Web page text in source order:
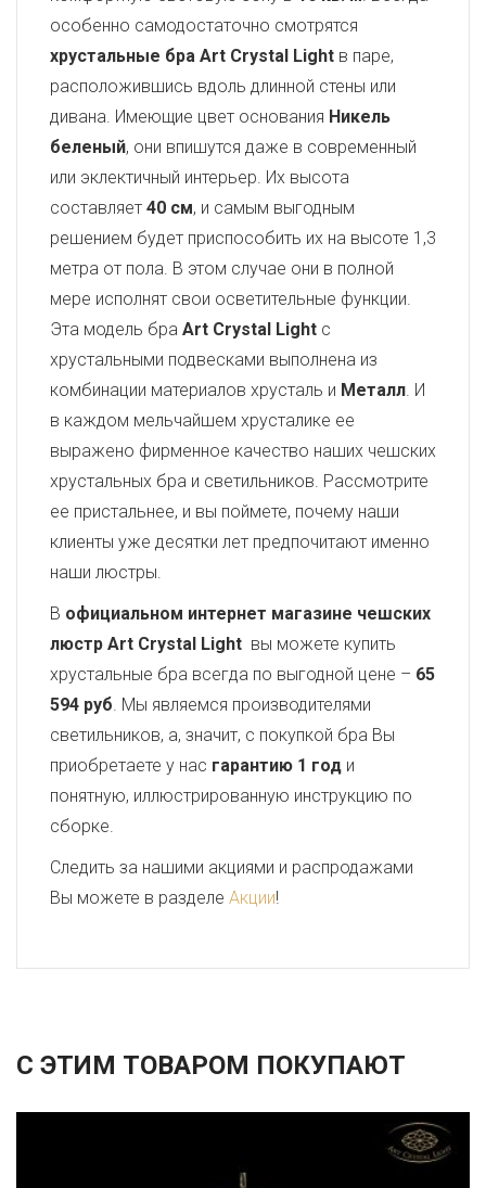
особенно самодостаточно смотрятся
хрустальные бра Art Crystal Light в паре,
расположившись вдоль длинной стены или
дивана. Имеющие цвет основания Никель
беленый, они впишутся даже в современный
или эклектичный интерьер. Их высота
составляет 40 см, и самым выгодным
решением будет приспособить их на высоте 1,3
метра от пола. В этом случае они в полной
мере исполнят свои осветительные функции.
Эта модель бра Art Crystal Light с
хрустальными подвесками выполнена из
комбинации материалов хрусталь и Металл. И
в каждом мельчайшем хрусталике ее
выражено фирменное качество наших чешских
хрустальных бра и светильников. Рассмотрите
ее пристальнее, и вы поймете, почему наши
клиенты уже десятки лет предпочитают именно
наши люстры.
В официальном интернет магазине чешских
люстр Art Crystal Light вы можете купить
хрустальные бра всегда по выгодной цене – 65
594 руб. Мы являемся производителями
светильников, а, значит, с покупкой бра Вы
приобретаете у нас гарантию 1 год и
понятную, иллюстрированную инструкцию по
сборке.
Следить за нашими акциями и распродажами
Вы можете в разделе Акции!
С ЭТИМ ТОВАРОМ ПОКУПАЮТ